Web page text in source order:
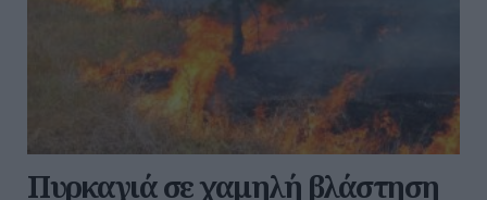
Πυρκαγιά σε χαμηλή βλάστηση